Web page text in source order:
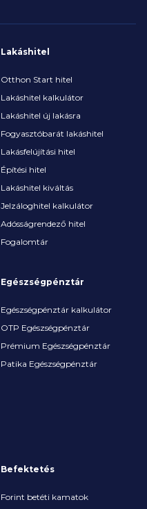
Lakáshitel
Otthon Start hitel
Lakáshitel kalkulátor
Lakáshitel új lakásra
Fogyasztóbarát lakáshitel
Lakásfelújítási hitel
Építési hitel
Lakáshitel kiváltás
Jelzáloghitel kalkulátor
Adósságrendező hitel
Fogalomtár
Egészségpénztár
Egészségpénztár kalkulátor
OTP Egészségpénztár
Prémium Egészségpénztár
Patika Egészségpénztár
Befektetés
Forint betéti kamatok